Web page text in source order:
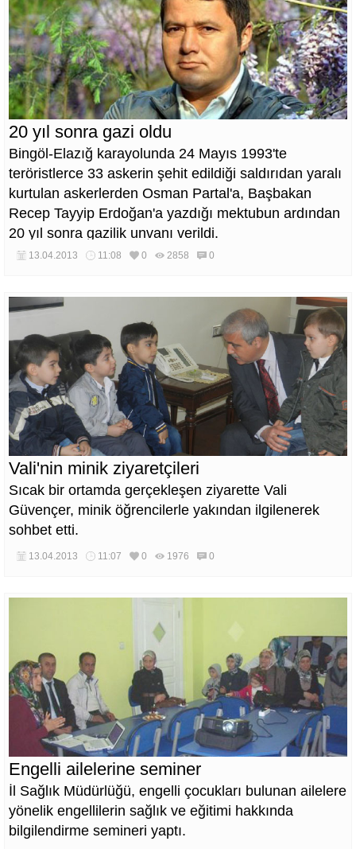
20 yıl sonra gazi oldu
Bingöl-Elazığ karayolunda 24 Mayıs 1993'te
teröristlerce 33 askerin şehit edildiği saldırıdan yaralı
kurtulan askerlerden Osman Partal'a, Başbakan
Recep Tayyip Erdoğan'a yazdığı mektubun ardından
20 yıl sonra gazilik unvanı verildi.
13.04.2013 11:08 0 2858 0
Vali'nin minik ziyaretçileri
Sıcak bir ortamda gerçekleşen ziyarette Vali
Güvençer, minik öğrencilerle yakından ilgilenerek
sohbet etti.
13.04.2013 11:07 0 1976 0
Engelli ailelerine seminer
İl Sağlık Müdürlüğü, engelli çocukları bulunan ailelere
yönelik engellilerin sağlık ve eğitimi hakkında
bilgilendirme semineri yaptı.